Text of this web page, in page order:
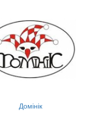
Домінік